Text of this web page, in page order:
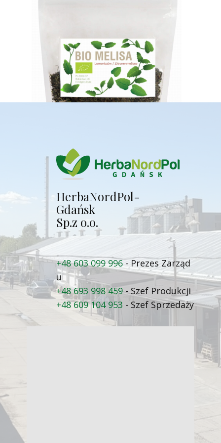
Herba​NordPol-
Gdańsk
Sp.z o.o.
+48 603 099 996 - Prezes Zarząd​
u
+48 693 998 459 - Szef Produkcji
+48 609 104 953 - Szef Sprzedaży